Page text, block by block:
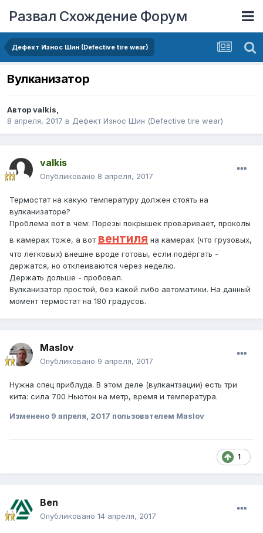
Развал Схождение Форум
Дефект Износ Шин (Defective tire wear)
Вулканизатор
Авторvalkis,
8 апреля, 2017 в Дефект Износ Шин (Defective tire wear)
valkis
Опубликовано 8 апреля, 2017
Термостат на какую температуру должен стоять на
вулканизаторе?
Проблема вот в чём: Порезы покрышек проваривает, проколы
в камерах тоже, а вот вентиля на камерах (что грузовых,
что легковых) внешне вроде готовы, если подёргать -
держатся, но отклеиваются через неделю.
Держать дольше - пробовал.
Вулканизатор простой, без какой либо автоматики. На данный
момент термостат на 180 градусов.
Maslov
Опубликовано 9 апреля, 2017
Нужна спец приблуда. В этом деле (вулкантзации) есть три
кита: сила 700 Ньютон на метр, время и температура.
Изменено 9 апреля, 2017 пользователем Maslov
1
Ben
Опубликовано 14 апреля, 2017